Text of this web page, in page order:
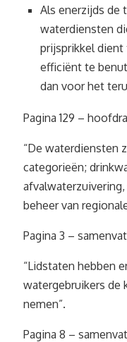
Als enerzijds de
waterdiensten
prijsprikkel
efficiënt te
dan voor het
Pagina 129 –
“De waterdiensten
categorieën;
beheer van
Pagina 3 –
“Lidstaten hebben
watergebruikers de
nemen”.
Pagina 8 –